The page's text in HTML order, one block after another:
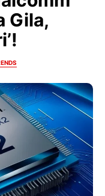
Gila,